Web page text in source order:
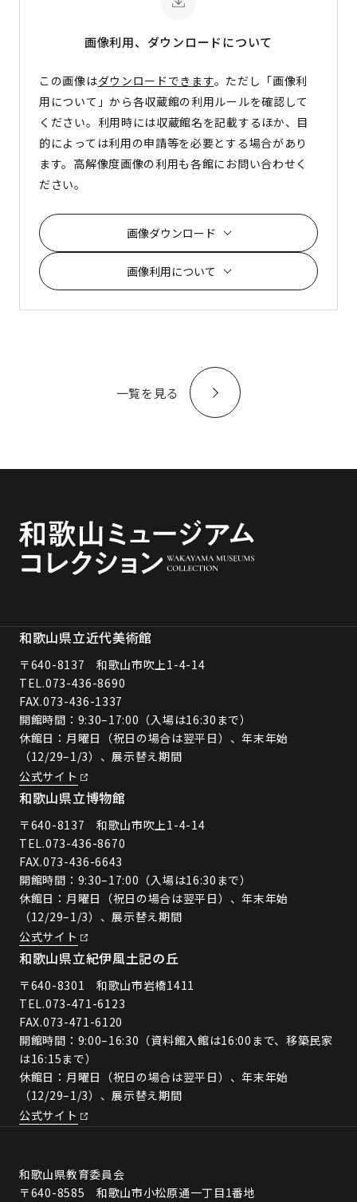
画像利用、ダウンロードについて
この画像はダウンロードできます。ただし「画像利
用について」から各収蔵館の利用ルールを確認して
ください。利用時には収蔵館名を記載するほか、目
的によっては利用の申請等を必要とする場合があり
ます。高解像度画像の利用も各館にお問い合わせく
ださい。
画像ダウンロード
画像利用について
一覧を見る
和歌山県立近代美術館
〒640-8137 和歌山市吹上1-4-14
TEL.073-436-8690
FAX.073-436-1337
開館時間：9:30–17:00（入場は16:30まで）
休館日：月曜日（祝日の場合は翌平日）、年末年始
（12/29–1/3）、展示替え期間
公式サイト
和歌山県立博物館
〒640-8137 和歌山市吹上1-4-14
TEL.073-436-8670
FAX.073-436-6643
開館時間：9:30–17:00（入場は16:30まで）
休館日：月曜日（祝日の場合は翌平日）、年末年始
（12/29–1/3）、展示替え期間
公式サイト
和歌山県立紀伊風土記の丘
〒640-8301 和歌山市岩橋1411
TEL.073-471-6123
FAX.073-471-6120
開館時間：9:00–16:30（資料館入館は16:00まで、移築民家
は16:15まで）
休館日：月曜日（祝日の場合は翌平日）、年末年始
（12/29–1/3）、展示替え期間
公式サイト
和歌山県教育委員会
〒640-8585 和歌山市小松原通一丁目1番地